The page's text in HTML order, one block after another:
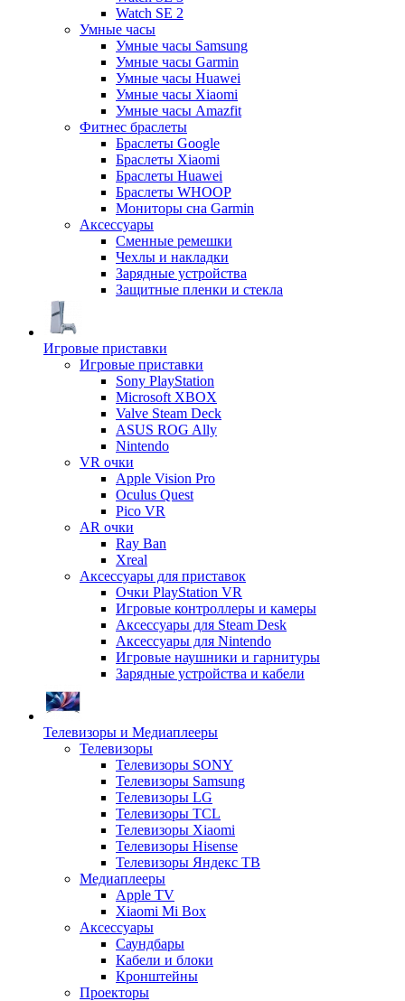
Watch SE 2
Умные часы
Умные часы Samsung
Умные часы Garmin
Умные часы Huawei
Умные часы Xiaomi
Умные часы Amazfit
Фитнес браслеты
Браслеты Google
Браслеты Xiaomi
Браслеты Huawei
Браслеты WHOOP
Мониторы сна Garmin
Аксессуары
Сменные ремешки
Чехлы и накладки
Зарядные устройства
Защитные пленки и стекла
Игровые приставки
Игровые приставки
Sony PlayStation
Microsoft XBOX
Valve Steam Deck
ASUS ROG Ally
Nintendo
VR очки
Apple Vision Pro
Oculus Quest
Pico VR
AR очки
Ray Ban
Xreal
Аксессуары для приставок
Очки PlayStation VR
Игровые контроллеры и камеры
Аксессуары для Steam Desk
Аксессуары для Nintendo
Игровые наушники и гарнитуры
Зарядные устройства и кабели
Телевизоры и Медиаплееры
Телевизоры
Телевизоры SONY
Телевизоры Samsung
Телевизоры LG
Телевизоры TCL
Телевизоры Xiaomi
Телевизоры Hisense
Телевизоры Яндекс ТВ
Медиаплееры
Apple TV
Xiaomi Mi Box
Аксессуары
Саундбары
Кабели и блоки
Кронштейны
Проекторы